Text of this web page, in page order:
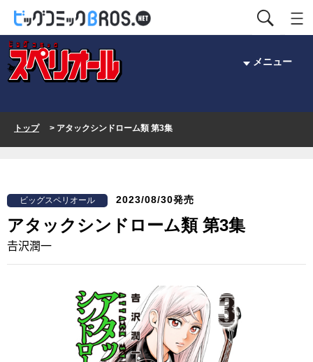
メニュー
トップ> アタックシンドローム類 第3集
ビッグスペリオール 2023/08/30発売
アタックシンドローム類 第3集
𠮷沢潤一